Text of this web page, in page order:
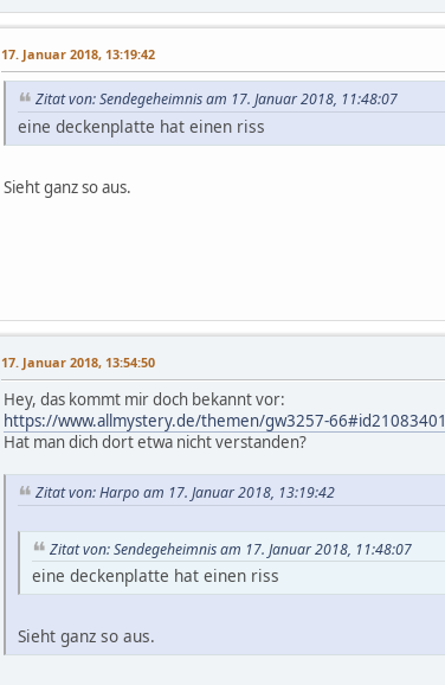
17. Januar 2018, 13:19:42
Zitat von: Sendegeheimnis am 17. Januar 2018, 11:48:07
eine deckenplatte hat einen riss
Sieht ganz so aus.
17. Januar 2018, 13:54:50
Hey, das kommt mir doch bekannt vor:
https://www.allmystery.de/themen/gw3257-66#id21083401
Hat man dich dort etwa nicht verstanden?
Zitat von: Harpo am 17. Januar 2018, 13:19:42
Zitat von: Sendegeheimnis am 17. Januar 2018, 11:48:07
eine deckenplatte hat einen riss
Sieht ganz so aus.